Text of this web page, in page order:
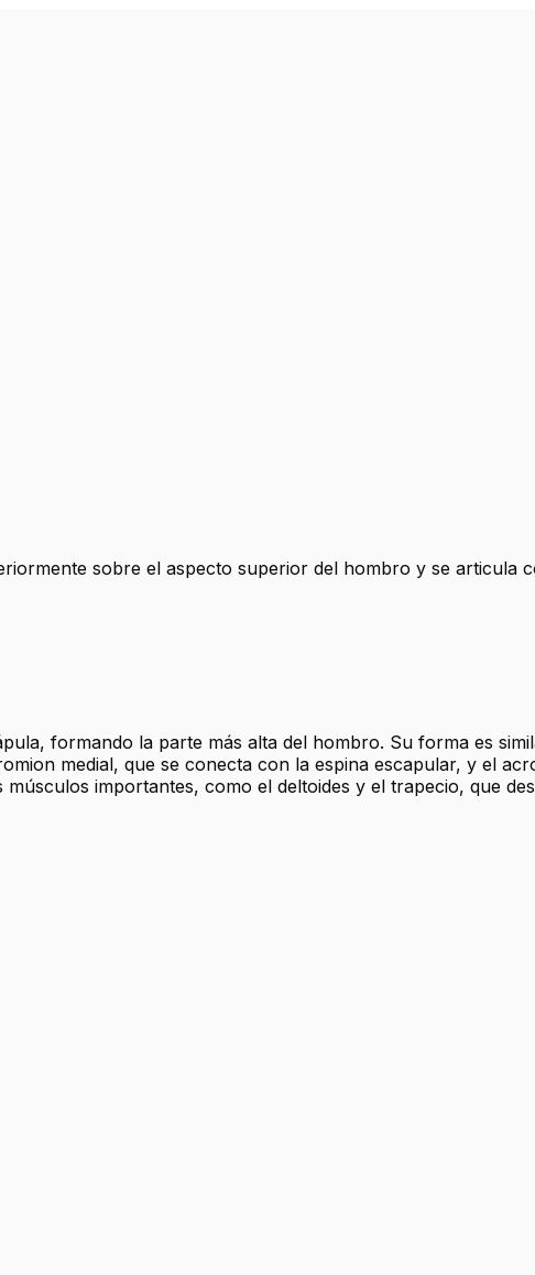
sobre el aspecto superior del hombro y se articula
formando la parte más alta del hombro. Su forma es
medial, que se conecta con la espina escapular, y el
importantes, como el deltoides y el trapecio, que